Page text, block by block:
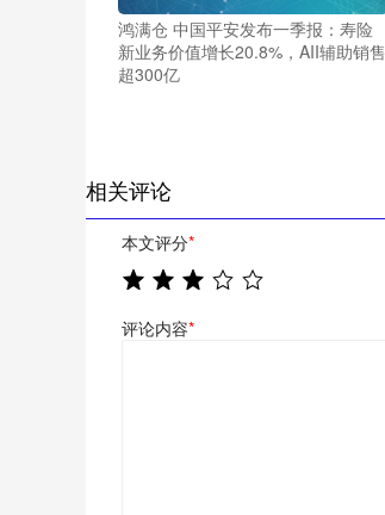
鸿满仓 中国平安发布一季报：寿险
新业务价值增长20.8%，AII辅助销售
超300亿
相关评论
本文评分*
评论内容*